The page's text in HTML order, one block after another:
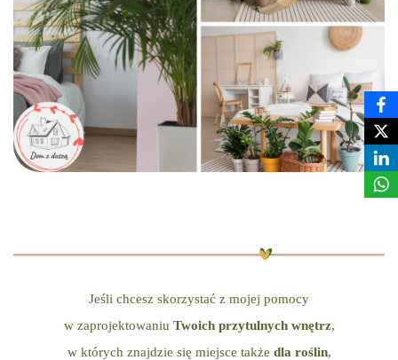
Jeśli chcesz skorzystać z mojej pomocy
w zaprojektowaniu Twoich przytulnych wnętrz,
w których znajdzie się miejsce także dla roślin,